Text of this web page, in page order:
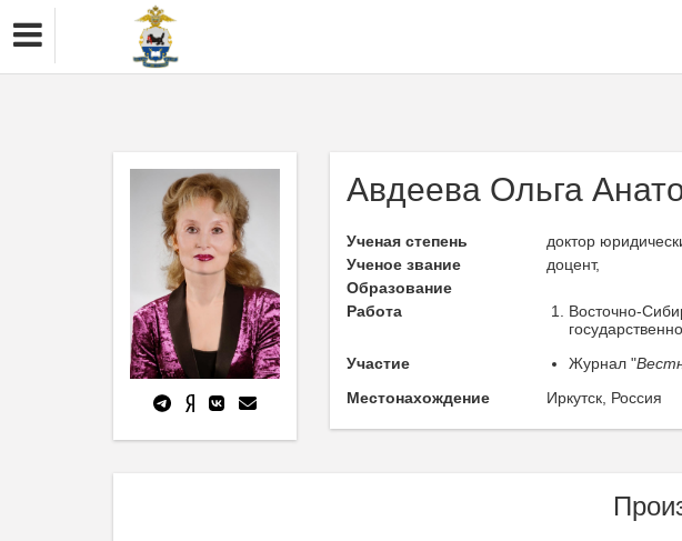
Авдеева Ольга
Ученая степень
доктор
Ученое звание
доцент,
Образование
Работа
Восточно-
Участие
Журнал "
Местонахождение
Иркутск, Россия